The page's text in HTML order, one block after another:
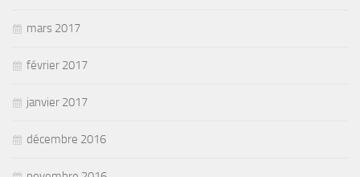
mars 2017
février 2017
janvier 2017
décembre 2016